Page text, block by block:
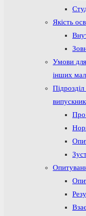
Якість
Умови для
інших
Про